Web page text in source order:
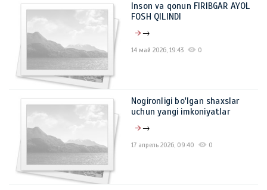
Inson va qonun FIRIBGAR AYOL
FOSH QILINDI
→
14 май 2026, 19:43 0
Nogironligi bo'lgan shaxslar
uchun yangi imkoniyatlar
→
17 апрель 2026, 09:40 0